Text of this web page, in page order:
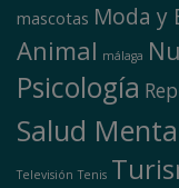
mascotas Moda y
Animal málaga
Psicología
Salud
Televisión Tenis